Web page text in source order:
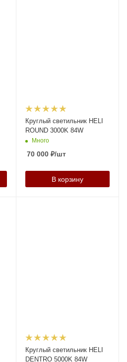
Круглый светильник HELI
ROUND 3000K 84W
Много
70 000₽/шт
В корзину
Круглый светильник HELI
DENTRO 5000K 84W